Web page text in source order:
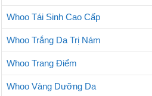
Whoo Tái Sinh Cao Cấp
Whoo Trắng Da Trị Nám
Whoo Trang Điểm
Whoo Vàng Dưỡng Da